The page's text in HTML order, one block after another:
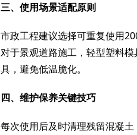
三、使用场景适配原则
市政工程建议选择可重复使用
对于景观道路施工，轻型塑料
具，避免低温脆化。
四、维护保养关键技巧
每次使用后及时清理残留混凝土